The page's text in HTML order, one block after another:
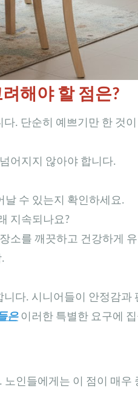
해야 할 점은?
. 단순히 예쁘기만 한 것
어지지 않아야 합니다.
날 수 있는지 확인하세요.
지속되나요?
소를 깨끗하고 건강하게
다. 시니어들이 안정감과
은이러한 특별한 요구에
인들에게는 이 점이 매우